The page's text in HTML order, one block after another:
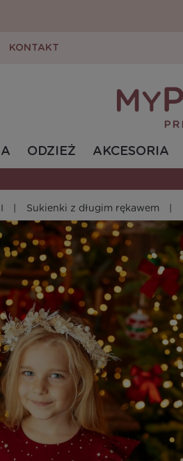
KONTAKT
ODZIEŻ AKCESORIA
Sukienki z długim rękawem